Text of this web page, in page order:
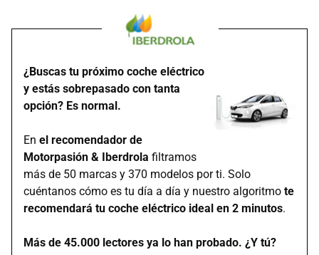
¿Buscas tu próximo coche eléctrico
y estás sobrepasado con tanta
opción? Es normal.
En el recomendador de
Motorpasión & Iberdrola filtramos
más de 50 marcas y 370 modelos por ti. Solo
cuéntanos cómo es tu día a día y nuestro algoritmo te
recomendará tu coche eléctrico ideal en 2 minutos.
Más de 45.000 lectores ya lo han probado. ¿Y tú?